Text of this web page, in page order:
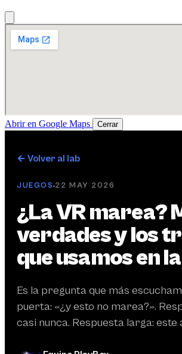
Abrir en Google Maps Cerrar
← Volver al lab
JUEGOS 22 MAY 2026
¿La VR marea?
verdades y los
que usamos en
Es la pregunta que más
puerta: «¿y esto no marea?».
casi nunca. Respuesta larga: este